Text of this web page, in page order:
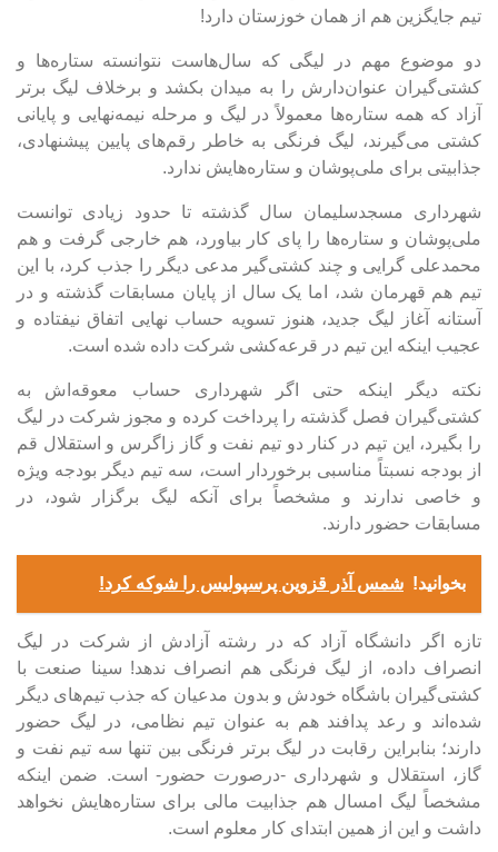
تیم جایگزین هم از همان خوزستان دارد!
دو موضوع مهم در لیگی که سال‌هاست نتوانسته ستاره‌ها و
کشتی‌گیران عنوان‌دارش را به میدان بکشد و برخلاف لیگ برتر
آزاد که همه ستاره‌ها معمولاً در لیگ و مرحله نیمه‌نهایی و پایانی
کشتی می‌گیرند، لیگ فرنگی به خاطر رقم‌های پایین پیشنهادی،
جذابیتی برای ملی‌پوشان و ستاره‌هایش ندارد.
شهرداری مسجدسلیمان سال گذشته تا حدود زیادی توانست
ملی‌پوشان و ستاره‌ها را پای کار بیاورد، هم خارجی گرفت و هم
محمدعلی گرایی و چند کشتی‌گیر مدعی دیگر را جذب کرد، با این
تیم هم قهرمان شد، اما یک سال از پایان مسابقات گذشته و در
آستانه آغاز لیگ جدید، هنوز تسویه حساب نهایی اتفاق نیفتاده و
عجیب اینکه این تیم در قرعه‌کشی شرکت داده شده است.
نکته دیگر اینکه حتی اگر شهرداری حساب معوقه‌اش به
کشتی‌گیران فصل گذشته را پرداخت کرده و مجوز شرکت در لیگ
را بگیرد، این تیم در کنار دو تیم نفت و گاز زاگرس و استقلال قم
از بودجه نسبتاً مناسبی برخوردار است، سه تیم دیگر بودجه ویژه
و خاصی ندارند و مشخصاً برای آنکه لیگ برگزار شود، در
مسابقات حضور دارند.
بخوانید! شمس آذر قزوین پرسپولیس را شوکه کرد!
تازه اگر دانشگاه آزاد که در رشته آزادش از شرکت در لیگ
انصراف داده، از لیگ فرنگی هم انصراف ندهد! سینا صنعت با
کشتی‌گیران باشگاه خودش و بدون مدعیان که جذب تیم‌های دیگر
شده‌اند و رعد پدافند هم به عنوان تیم نظامی، در لیگ حضور
دارند؛ بنابراین رقابت در لیگ برتر فرنگی بین تنها سه تیم نفت و
گاز، استقلال و شهرداری -درصورت حضور- است. ضمن اینکه
مشخصاً لیگ امسال هم جذابیت مالی برای ستاره‌هایش نخواهد
داشت و این از همین ابتدای کار معلوم است.